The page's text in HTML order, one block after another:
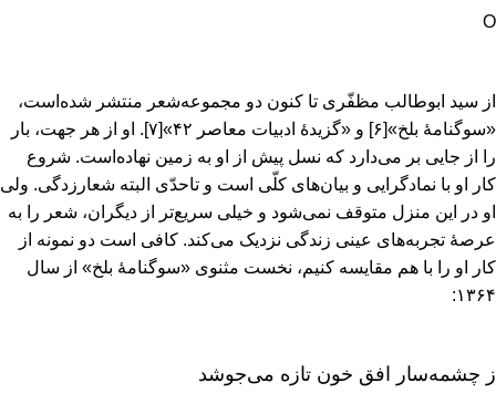
O
از سید ابوطالب مظفّری تا کنون دو مجموعه‌شعر منتشر شده‌است‌،
«سوگنامۀ بلخ»[۶] و «گزیدۀ ادبیات معاصر ۴۲» [۷]
. او از هر جهت‌، بار
را از جایی بر می‌دارد که نسل پیش از او به زمین نهاده‌است‌. شروع
کار او با نمادگرایی و بیان‌های کلّی است و تاحدّی البته شعارزدگی‌. ولی
او در این منزل متوقف نمی‌شود و خیلی سریع‌تر از دیگران‌، شعر را به
عرصۀ تجربه‌های عینی زندگی نزدیک می‌کند. کافی است دو نمونه از
کار او را با هم مقایسه کنیم‌، نخست مثنوی «سوگنامۀ بلخ‌» از سال
۱۳۶۴:
ز چشمه‌سار افق خون تازه می‌جوشد